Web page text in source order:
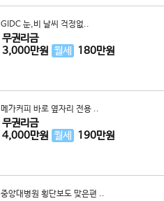
GIDC 눈,비 날씨 걱정없..
무권리금
3,000만원 월세 180만원
메가커피 바로 옆자리 전용 ..
무권리금
4,000만원 월세 190만원
중앙대병원 횡단보도 맞은편 ..